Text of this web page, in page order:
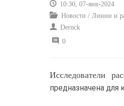
10:30, 07-янв-2024
Новости / Линии и
Dernck
0
Исследователи
предназначена